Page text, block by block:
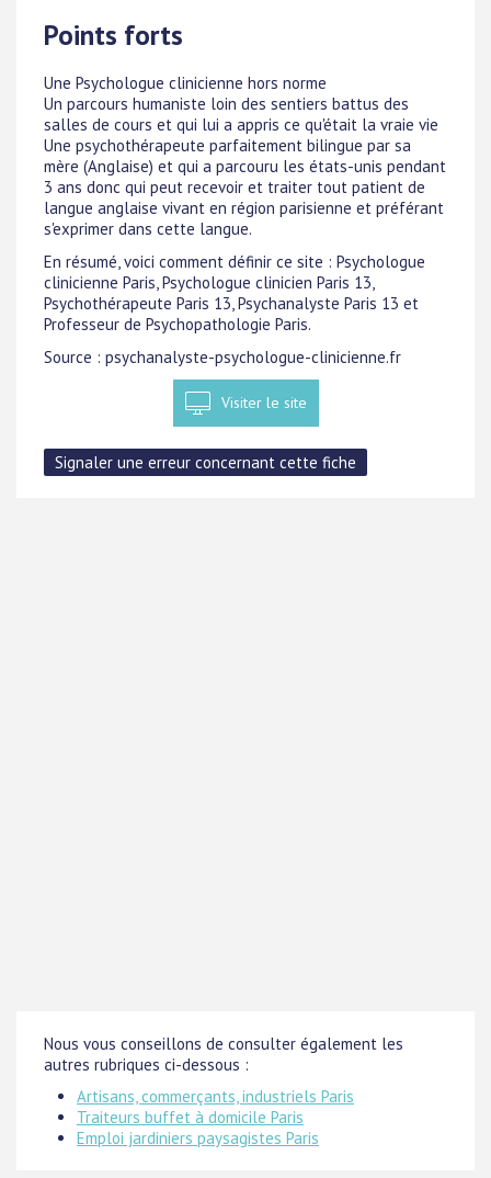
Points forts
Une Psychologue clinicienne hors norme
Un parcours humaniste loin des sentiers battus des
salles de cours et qui lui a appris ce qu'était la vraie vie
Une psychothérapeute parfaitement bilingue par sa
mère (Anglaise) et qui a parcouru les états-unis pendant
3 ans donc qui peut recevoir et traiter tout patient de
langue anglaise vivant en région parisienne et préférant
s'exprimer dans cette langue.
En résumé, voici comment définir ce site : Psychologue
clinicienne Paris, Psychologue clinicien Paris 13,
Psychothérapeute Paris 13, Psychanalyste Paris 13 et
Professeur de Psychopathologie Paris.
Source : psychanalyste-psychologue-clinicienne.fr
Visiter le site
Nous vous conseillons de consulter également les
autres rubriques ci-dessous :
Artisans, commerçants, industriels Paris
Traiteurs buffet à domicile Paris
Emploi jardiniers paysagistes Paris